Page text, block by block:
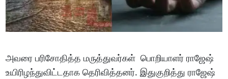
அவரை பரிசோதித்த மருத்துவர்கள் பொறியாளர் ராஜேஷ்
உயிரிழந்துவிட்டதாக தெரிவித்தனர். இதுகுறித்து ராஜேஷ்